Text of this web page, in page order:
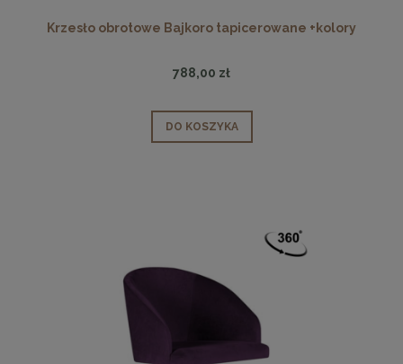
Krzesło obrotowe Bajkoro tapicerowane +kolory
788,00 zł
DO KOSZYKA